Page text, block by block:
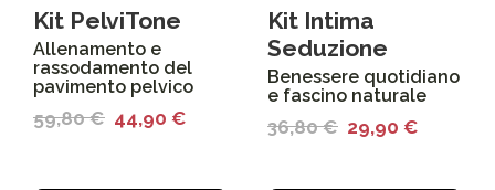
Kit PelviTone
Allenamento e
rassodamento del
pavimento pelvico
59,80€ 44,90 €
Kit Intima
Seduzione
Benessere quotidiano
e fascino naturale
36,80€ 29,90 €